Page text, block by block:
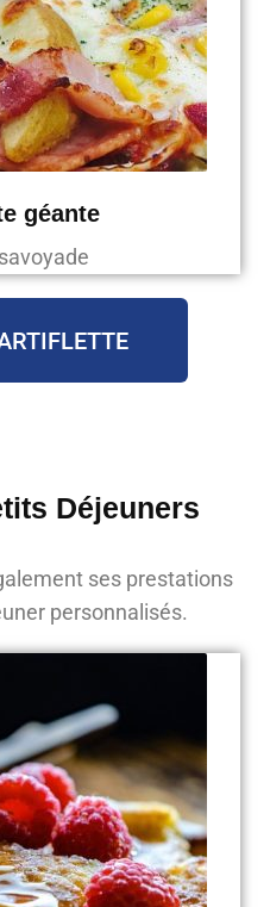
géante
Déjeuners
ses prestations
personnalisés.